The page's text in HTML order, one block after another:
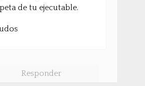
de tu ejecutable.
Responder